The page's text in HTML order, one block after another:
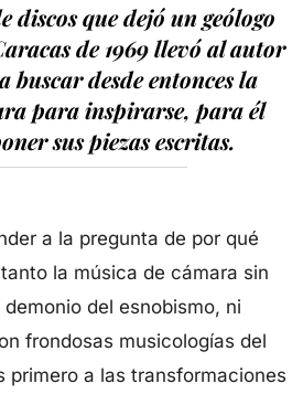
discos que dejó un geólogo
de 1969 llevó al autor
buscar desde entonces la
para inspirarse, para él
sus piezas escritas.
a la pregunta de por qué
la música de cámara sin
del esnobismo, ni
frondosas musicologías del
primero a las transformaciones